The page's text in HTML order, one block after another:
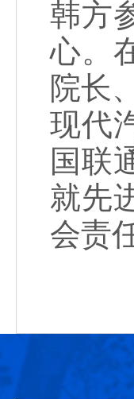
韩方
心。
院长
现代
国联
就先
会责